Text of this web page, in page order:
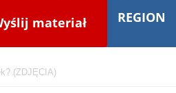
materiał REGION
(ZDJĘCIA)